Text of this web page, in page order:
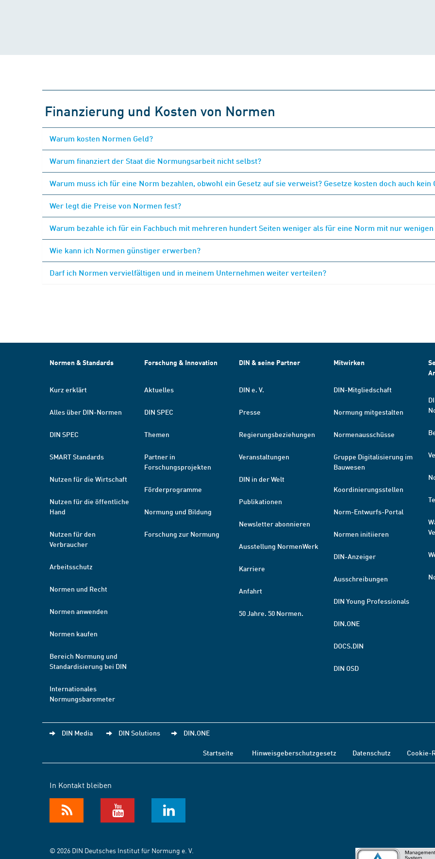
Finanzierung und Kosten von Normen
Warum kosten Normen Geld?
Warum finanziert der Staat die Normungsarbeit nicht selbst?
Warum muss ich für eine Norm bezahlen, obwohl ein Gesetz auf sie verweist? Gesetze kosten doch auch kein
Wer legt die Preise von Normen fest?
Warum bezahle ich für ein Fachbuch mit mehreren hundert Seiten weniger als für eine Norm mit nur wenigen
Wie kann ich Normen günstiger erwerben?
Darf ich Normen vervielfältigen und in meinem Unternehmen weiter verteilen?
Normen & Standards
Kurz erklärt
Alles über DIN-Normen
DIN SPEC
SMART Standards
Nutzen für die Wirtschaft
Nutzen für die öffentliche
Hand
Nutzen für den
Verbraucher
Arbeitsschutz
Normen und Recht
Normen anwenden
Normen kaufen
Bereich Normung und
Standardisierung bei DIN
Internationales
Normungsbarometer
Forschung & Innovation
Aktuelles
DIN SPEC
Themen
Partner in
Forschungsprojekten
Förderprogramme
Normung und Bildung
Forschung zur Normung
DIN & seine Partner
DIN e. V.
Presse
Regierungsbeziehungen
Veranstaltungen
DIN in der Welt
Publikationen
Newsletter abonnieren
Ausstellung NormenWerk
Karriere
Anfahrt
50 Jahre. 50 Normen.
Mitwirken
DIN-Mitgliedschaft
Normung mitgestalten
Normenausschüsse
Gruppe Digitalisierung im
Bauwesen
Koordinierungsstellen
Norm-Entwurfs-Portal
Normen initiieren
DIN-Anzeiger
Ausschreibungen
DIN Young Professionals
DIN.ONE
DOCS.DIN
DIN OSD
DIN Media DIN Solutions DIN.ONE
Startseite Hinweisgeberschutzgesetz Datenschutz Cookie-
In Kontakt bleiben
© 2026 DIN Deutsches Institut für Normung e. V.